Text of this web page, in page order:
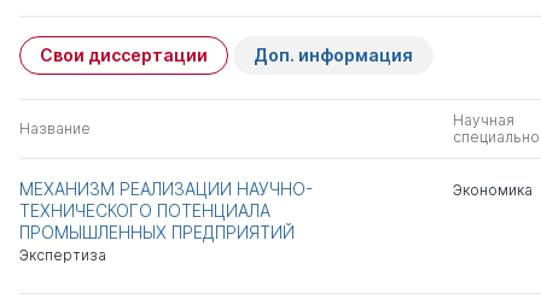
Свои диссертации Доп. информация
Название
Научная
МЕХАНИЗМ РЕАЛИЗАЦИИ НАУЧНО-
ТЕХНИЧЕСКОГО ПОТЕНЦИАЛА
ПРОМЫШЛЕННЫХ ПРЕДПРИЯТИЙ
Экспертиза
Экономика